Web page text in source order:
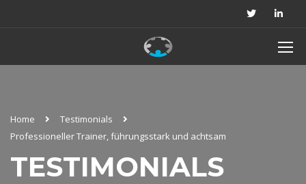
Home
Testimonials
Professioneller Trainer, führungsstark und achtsam
TESTIMONIALS